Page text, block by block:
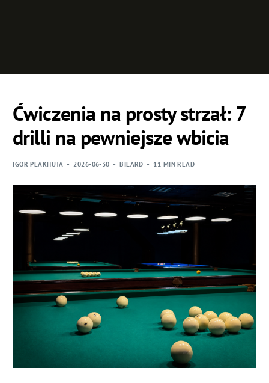
Ćwiczenia na prosty strzał: 7
drilli na pewniejsze wbicia
IGOR PLAKHUTA 2026-06-30 BILARD 11 MIN READ